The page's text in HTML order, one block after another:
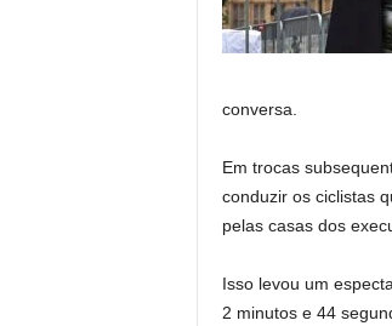
conversa.
Em trocas
conduzir os ciclistas
pelas casas dos
Isso levou um
2 minutos e 44